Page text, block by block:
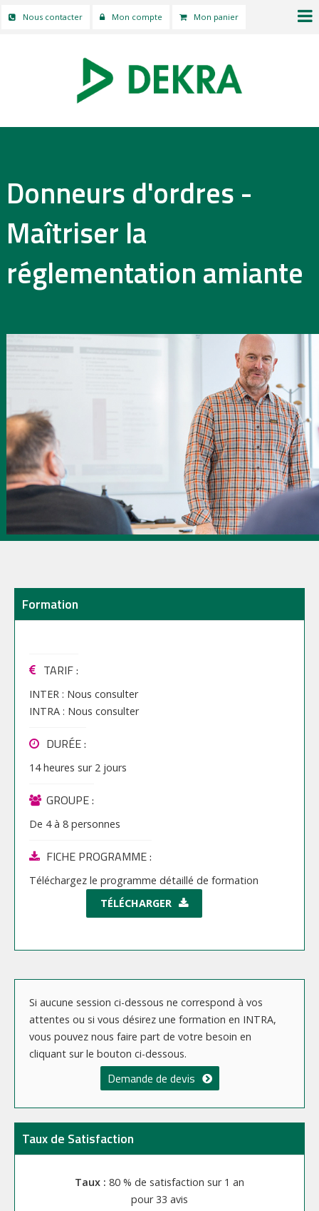
Nous contacter Mon compte Mon panier
Donneurs d'ordres -
Maîtriser la
réglementation amiante
Formation
TARIF:
INTER : Nous consulter
INTRA : Nous consulter
DURÉE :
14 heures sur 2 jours
GROUPE :
De 4à 8 personnes
FICHE PROGRAMME :
Téléchargez le programme détaillé de formation
TÉLÉCHARGER
Si aucune session ci-dessous ne correspond à vos
attentes ou si vous désirez une formation en INTRA,
vous pouvez nous faire part de votre besoin en
cliquant sur le bouton ci-dessous.
Demande de devis
Taux de Satisfaction
80 % de satisfaction sur 1 an
33 avis